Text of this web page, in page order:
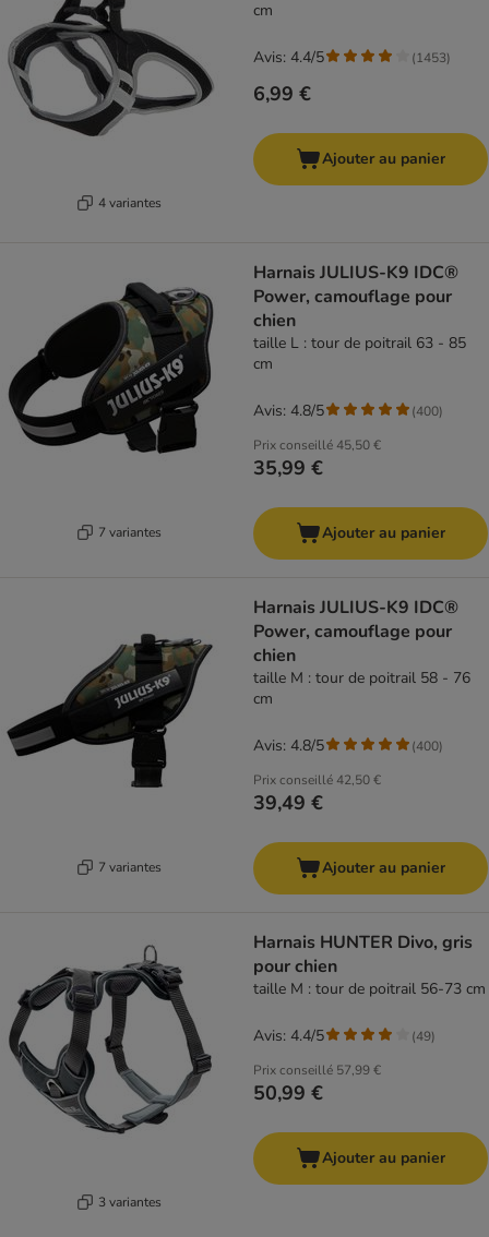
4 variantes
cm
6,99 €
Avis: 4.4/5 (1453)
Ajouter au panier
7 variantes
Harnais JULIUS-K9 IDC®
Power, camouflage pour
chien
taille L : tour de poitrail 63 - 85
cm
Prix conseillé45,50 €
35,99 €
Avis: 4.8/5 (400)
Ajouter au panier
7 variantes
Harnais JULIUS-K9 IDC®
Power, camouflage pour
chien
taille M : tour de poitrail 58 - 76
cm
Prix conseillé42,50 €
39,49 €
Avis: 4.8/5 (400)
Ajouter au panier
3 variantes
Harnais HUNTER Divo, gris
pour chien
taille M : tour de poitrail 56-73 cm
Prix conseillé 57,99 €
50,99 €
Avis: 4.4/5 (49)
Ajouter au panier